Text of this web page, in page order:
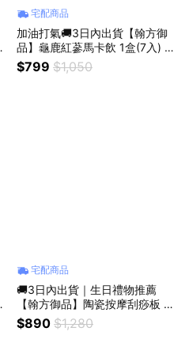
宅配商品
加油打氣🚚3日內出貨【翰方御
品】龜鹿紅蔘馬卡飲 1盒(7入) 贈
品牌送禮提袋 父親節 男友 老公
生日送禮首選
$799 $1,050
宅配商品
🚚3日內出貨｜生日禮物推薦
【翰方御品】陶瓷按摩刮痧板 贈
品牌送禮提袋
$890 $1,280